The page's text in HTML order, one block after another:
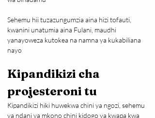
Sehemu hii tuzazungumzia aina hizi tofauti,
kwanini unatumia aina Fulani, maudhi
yanayoweza kutokea na namna ya kukabiliana
nayo
Kipandikizi cha
projesteroni tu
Kipandikizi hiki huwekwa chini ya ngozi, sehemu
ya ndani ya mkono chini kidogo ya kwapa kwa